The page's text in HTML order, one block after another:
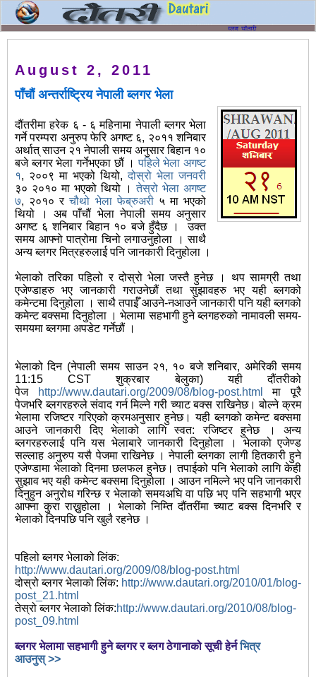
August 2, 2011
पाँचौं अन्तर्राष्ट्रिय नेपाली ब्लगर भेला
दौंतरीमा हरेक ६ - ६ महिनामा नेपाली ब्लगर भेला
गर्ने परम्परा अनुरुप फेरि अगष्ट ६, २०११ शनिबार
अर्थात् साउन २१ नेपाली समय अनुसार बिहान १०
बजे ब्लगर भेला गर्नेभएका छौं ।पहिले भेला अगष्ट
१, २००९ मा भएको थियो,दोस्रो भेला जनवरी
३० २०१० मा भएको थियो ।तेस्रो भेला अगष्ट
७, २०१० रचौथो भेला फेब्रुअरी५ मा भएको
थियो । अब पाँचौं भेला नेपाली समय अनुसार
अगष्ट ६ शनिबार बिहान १० बजे हुँदैछ । उक्त
समय आफ्नो पात्रोमा चिनो लगाउनुहोला । साथै
अन्य ब्लगर मित्रहरुलाई पनि जानकारी दिनुहोला ।
भेलाको तरिका पहिलो र दोस्रो भेला जस्तै हुनेछ । थप सामग्री तथा
एजेण्डाहरु भए जानकारी गराउनेछौं तथा सुझावहरु भए यही ब्लगको
कमेन्टमा दिनुहोला । साथै तपाईँ आउने-नआउने जानकारी पनि यही ब्लगको
कमेन्ट बक्समा दिनुहोला । भेलामा सहभागी हुने ब्लगहरुको नामावली समय-
समयमा ब्लगमा अपडेट गर्नेछौं ।
भेलाको दिन (नेपाली समय साउन २१, १० बजे शनिबार, अमेरिकी समय
11:15 CST शुक्रबार बेलुका) यही दौंतरीको
पेज
http://www.dautari.org/2009/08/blog-post.html
मा पूरै
पेजभरि ब्लगरहरुले संवाद गर्न मिल्ने गरी च्याट बक्स राखिनेछ। बोल्ने क्रम
भेलामा रजिष्टर गरिएको क्रमअनुसार हुनेछ। यही ब्लगको कमेन्ट बक्समा
आउने जानकारी दिए भेलाको लागि स्वत: रजिष्टर हुनेछ । अन्य
ब्लगरहरुलाई पनि यस भेलाबारे जानकारी दिनुहोला । भेलाको एजेण्ड
सल्लाह अनुरुप यसै पेजमा राखिनेछ । नेपाली ब्लगका लागी हितकारी हुने
एजेण्डामा भेलाको दिनमा छलफल हुनेछ। तपाईको पनि भेलाको लागि केही
सुझाव भए यही कमेन्ट बक्समा दिनुहोला । आउन नमिल्ने भए पनि जानकारी
दिनुहुन अनुरोध गरिन्छ र भेलाको समयअघि वा पछि भए पनि सहभागी भएर
आफ्ना कुरा राख्नुहोला । भेलाको निम्ति दौंतरींमा च्याट बक्स दिनभरि र
भेलाको दिनपछि पनि खुलै रहनेछ ।
पहिलो ब्लगर भेलाको लिंक:
http://www.dautari.org/2009/08/blog-post.html
दोस्रो ब्लगर भेलाको लिंक: http://www.dautari.org/2010/01/blog-
post_21.html
तेस्रो ब्लगर भेलाको लिंक:http://www.dautari.org/2010/08/blog-
post_09.html
ब्लगर भेलामा सहभागी हुने ब्लगर र ब्लग ठेगानाको सूची हेर्नभित्र
आउनुस् >>